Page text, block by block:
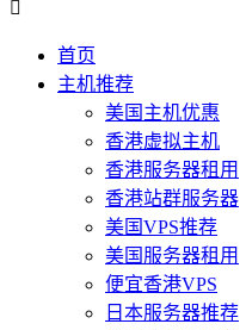

首页
主机推荐
美国主机优惠
香港虚拟主机
香港服务器租用
香港站群服务器
美国VPS推荐
美国服务器租用
便宜香港VPS
日本服务器推荐